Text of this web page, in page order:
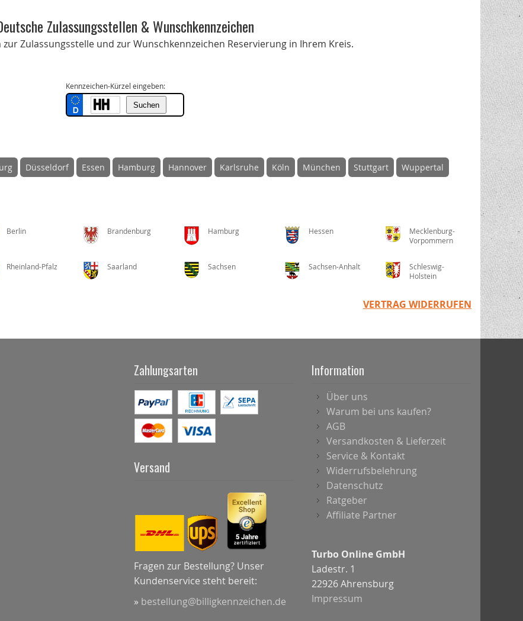
Zulassungsstellen & Wunschkennzeichen
Zulassungsstelle und zur Wunschkennzeichen Reservierung in Ihrem Kreis.
Kennzeichen-Kürzel eingeben:
Düsseldorf Essen Hamburg Hannover Karlsruhe Köln München Stuttgart Wuppertal
Berlin Brandenburg Hamburg Hessen
Mecklenburg-
Vorpommern
Rheinland-Pfalz Saarland Sachsen Sachsen-Anhalt
Schleswig-
Holstein
VERTRAG WIDERRUFEN
Zahlungsarten
Versand
Fragen zur Bestellung? Unser
Kundenservice steht bereit:
» bestellung@billigkennzeichen.de
Information
Über uns
Warum bei uns kaufen?
AGB
Versandkosten & Lieferzeit
Service & Kontakt
Widerrufsbelehrung
Datenschutz
Ratgeber
Affiliate Partner
Turbo Online GmbH
Ladestr. 1
22926 Ahrensburg
Impressum